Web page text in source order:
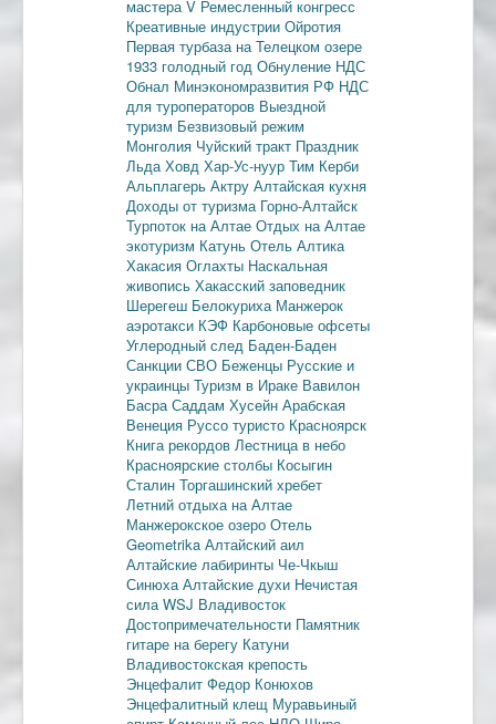
мастераV Ремесленный конгресс
Креативные индустрии Ойротия
Первая турбаза на Телецком озере
1933 голодный год Обнуление НДС
Обнал Минэкономразвития РФ НДС
для туроператоров Выездной
туризм Безвизовый режим
Монголия Чуйский тракт Праздник
ЛьдаХовд Хар-Ус-нуур Тим Керби
Альплагерь Актру Алтайская кухня
Доходы от туризма Горно-Алтайск
Турпоток на Алтае Отдых на Алтае
экотуризм Катунь Отель Алтика
Хакасия Оглахты Наскальная
живопись Хакасский заповедник
Шерегеш Белокуриха Манжерок
аэротакси КЭФ Карбоновые офсеты
Углеродный след Баден-Баден
Санкции СВО Беженцы Русские и
украинцы Туризм в Ираке Вавилон
БасраСаддам Хусейн Арабская
Венеция Руссо туристо Красноярск
Книга рекордов Лестница в небо
Красноярские столбы Косыгин
Сталин Торгашинский хребет
Летний отдыха на Алтае
Манжерокское озеро Отель
Geometrika Алтайский аил
Алтайские лабиринты Че-Чкыш
СинюхаАлтайские духи Нечистая
силаWSJ Владивосток
Достопримечательности Памятник
гитаре на берегу Катуни
Владивостокская крепость
Энцефалит Федор Конюхов
Энцефалитный клещ Муравьиный